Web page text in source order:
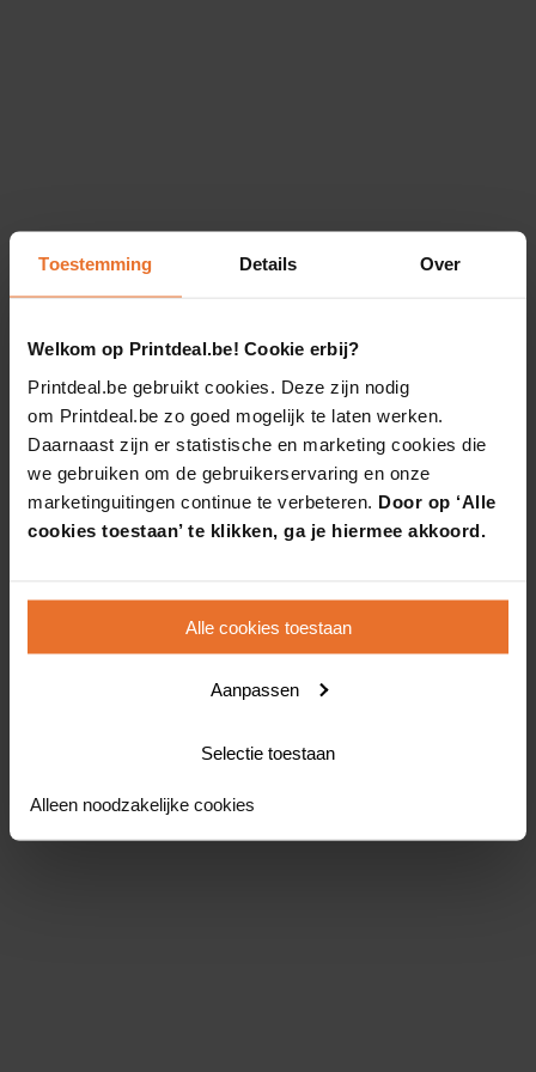
Toestemming Details Over
Welkom op Printdeal.be! Cookie erbij?
Printdeal.be gebruikt cookies. Deze zijn nodig
om Printdeal.be zo goed mogelijk te laten werken.
Daarnaast zijn er statistische en marketing cookies die
we gebruiken om de gebruikerservaring en onze
marketinguitingen continue te verbeteren. Door op ‘Alle
cookies toestaan’ te klikken, ga je hiermee akkoord.
Alle cookies toestaan
Aanpassen
Selectie toestaan
Alleen noodzakelijke cookies